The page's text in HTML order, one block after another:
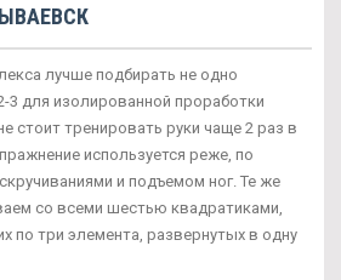
лучше подбирать не одно
3 для изолированной проработки
стоит тренировать руки чаще 2 раз в
используется реже, по
и подъемом ног. Те же
со всеми шестью квадратиками,
по три элемента, развернутых в одну